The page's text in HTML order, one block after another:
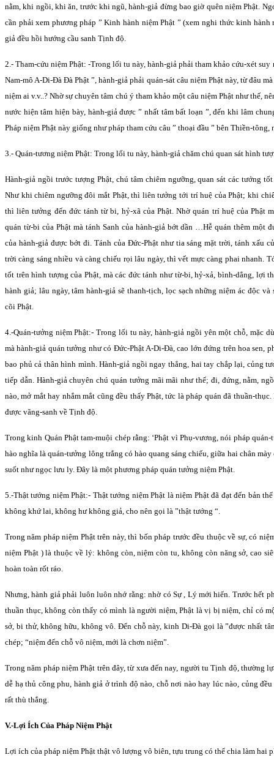
nằm, khi ngồi, khi ăn, trước khi ngũ, hành-giả đừng bao giờ quên niệm Phật.
cần phải xem phương pháp ” Kinh hành niệm Phật ” (xem nghi thức kinh
giả đều hồi hướng cầu sanh Tịnh độ.
2.- Tham-cứu niệm Phật: -Trong lối tu này, hành-giả phải tham khảo cứu-xét
Nam-mô A-Di-Ðà Ðà Phật ”, hành-giả phải quán-sát câu niệm Phật này, từ đâu
niệm ai v.v..? Nhờ sự chuyên tâm chú ý tham khảo một câu niệm Phật như thế,
nước hiện tâm hiện bày, hành-giả được ” nhất tâm bất loạn ”, đến khi lâm
Pháp niệm Phật này giống như pháp tham cứu câu ” thoại đầu ” bên Thiền-tông,
3.- Quán-tương niệm Phật: Trong lối tu này, hành-giả chăm chú quan sát hình
Hành-giả ngồi trước tượng Phật, chú tâm chiêm ngưỡng, quan sát các tướng
Như khi chiêm ngưỡng đôi mắt Phật, thì liên tưởng tới trí huệ của Phật; khi
thì liên tưởng đến đức tánh từ bi, hỷ-xã của Phật. Nhờ quán trí huệ của Phật
quán từ-bi của Phật mà tánh Sanh của hành-giả bớt dần …Hễ quán thêm một
của hành-giả được bớt đi. Tánh của Ðức-Phật như tia sáng mặt trời, tánh xấu
trời càng sáng nhiều và càng chiếu rọi lâu ngày, thì vết mực càng phai nhanh.
tốt trên hình tượng của Phật, mà các đức tánh như từ-bi, hỷ-xả, bình-dẳng, lợi
hành giả; lâu ngày, tâm hành-giả sẽ thanh-tịch, lọc sạch những niệm ác độc và
cõi Phật.
4.-Quán-tưởng niệm Phật:- Trong lối tu này, hành-giả ngồi yên một chỗ, mặc
mà hành-giả quán tưởng như có Ðức-Phật A-Di-Ðà, cao lớn đứng trên hoa sen,
bao phủ cả thân hình mình. Hành-giả ngồi ngay thẳng, hai tay chắp lại, củng
tiếp dẫn. Hành-giả chuyên chú quán tưởng mãi mãi như thế; đi, đứng, nằm,
nào, mở mắt hay nhắm mắt cũng đều thấy Phật, tức là pháp quán đã thuần-
được vãng-sanh về Tịnh độ.
Trong kinh Quán Phật tam-muội chép rằng: ‘Phật vì Phụ-vương, nói pháp
hào nghĩa là quán-tưởng lông trắng có hào quang sáng chiếu, giữa hai chân
suốt như ngọc lưu ly. Ðây là một phương pháp quán tưởng niệm Phật.
5.-Thật tướng niệm Phật:- Thật tướng niệm Phật là niệm Phật đã đạt đến bản
không khứ lai, không hư không giả, cho nên gọi là ”thật tướng “.
Trong năm pháp niệm Phật trên này, thì bốn pháp trước đều thuộc về sự, có
niệm Phật ) là thuộc về lý: không còn, niệm còn tu, không còn năng sở, cao
hoàn toàn rốt ráo.
Nhưng, hành giả phải luôn luôn nhớ rằng: nhờ có Sự , Lý mới hiển. Trước hết
thuần thục, không còn thấy có mình là người niệm, Phật là vị bị niệm, chỉ có
sở, bi thử, không hữu, không vô. Ðến chỗ này, kinh Di-Ðà gọi là ”được nhất
chép; “niệm đến chỗ vô niệm, mới là chơn niệm”.
Trong năm pháp niệm Phật trên đây, từ xưa đến nay, người tu Tịnh độ, thường
dễ hạ thủ công phu, hành giả ở trình độ nào, chỗ nơi nào hay lúc nào, củng
rất thù thắng.
V.-Lợi Ích Của Pháp Niệm Phật
Lợi ích của pháp niệm Phật thật vô lượng vô biên, tựu trung có thể chia làm hai